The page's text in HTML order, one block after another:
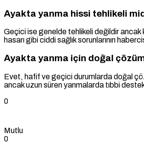
Ayakta yanma hissi tehlikeli
Geçici ise genelde tehlikeli değildir ancak
hasarı gibi ciddi sağlık sorunlarının
Ayakta yanma için doğal
Evet, hafif ve geçici durumlarda doğal
ancak uzun süren yanmalarda tıbbi destek
0
Mutlu
0